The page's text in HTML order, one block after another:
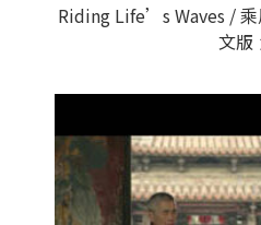
Riding Life’s Waves /
文版